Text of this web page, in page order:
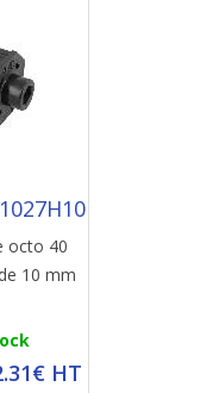
octo 40
10 mm
HT